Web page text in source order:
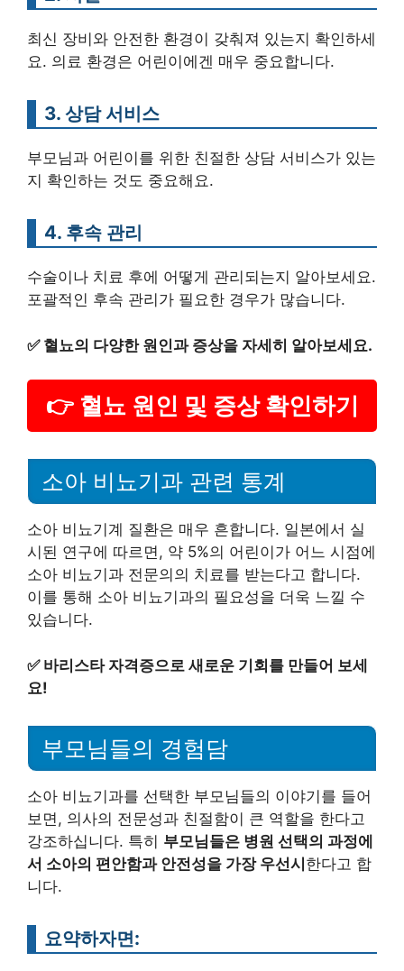
최신 장비와 안전한 환경이 갖춰져 있는지 확인하세
요. 의료 환경은 어린이에겐 매우 중요합니다.
3. 상담 서비스
부모님과 어린이를 위한 친절한 상담 서비스가 있는
지 확인하는 것도 중요해요.
4. 후속 관리
수술이나 치료 후에 어떻게 관리되는지 알아보세요.
포괄적인 후속 관리가 필요한 경우가 많습니다.
✅ 혈뇨의 다양한 원인과 증상을 자세히 알아보세요.
👉 혈뇨 원인 및 증상 확인하기
소아 비뇨기과 관련 통계
소아 비뇨기계 질환은 매우 흔합니다. 일본에서 실
시된 연구에 따르면, 약 5%의 어린이가 어느 시점에
소아 비뇨기과 전문의의 치료를 받는다고 합니다.
이를 통해 소아 비뇨기과의 필요성을 더욱 느낄 수
있습니다.
✅ 바리스타 자격증으로 새로운 기회를 만들어 보세
요!
부모님들의 경험담
소아 비뇨기과를 선택한 부모님들의 이야기를 들어
보면, 의사의 전문성과 친절함이 큰 역할을 한다고
강조하십니다. 특히 부모님들은 병원 선택의 과정에
서 소아의 편안함과 안전성을 가장 우선시 한다고 합
니다.
요약하자면: